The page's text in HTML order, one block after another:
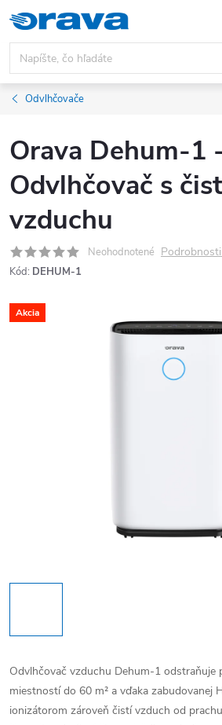
Prejsť na obsah
Odvlhčovače
Orava Dehum-1
Odvlhčovač s
vzduchu
Neohodnotené
Kód: DEHUM-1
Akcia
Odvlhčovač vzduchu Dehum-1 odstraňuje
miestností do 60 m² a vďaka zabudovanej
ionizátorom zároveň čistí vzduch od